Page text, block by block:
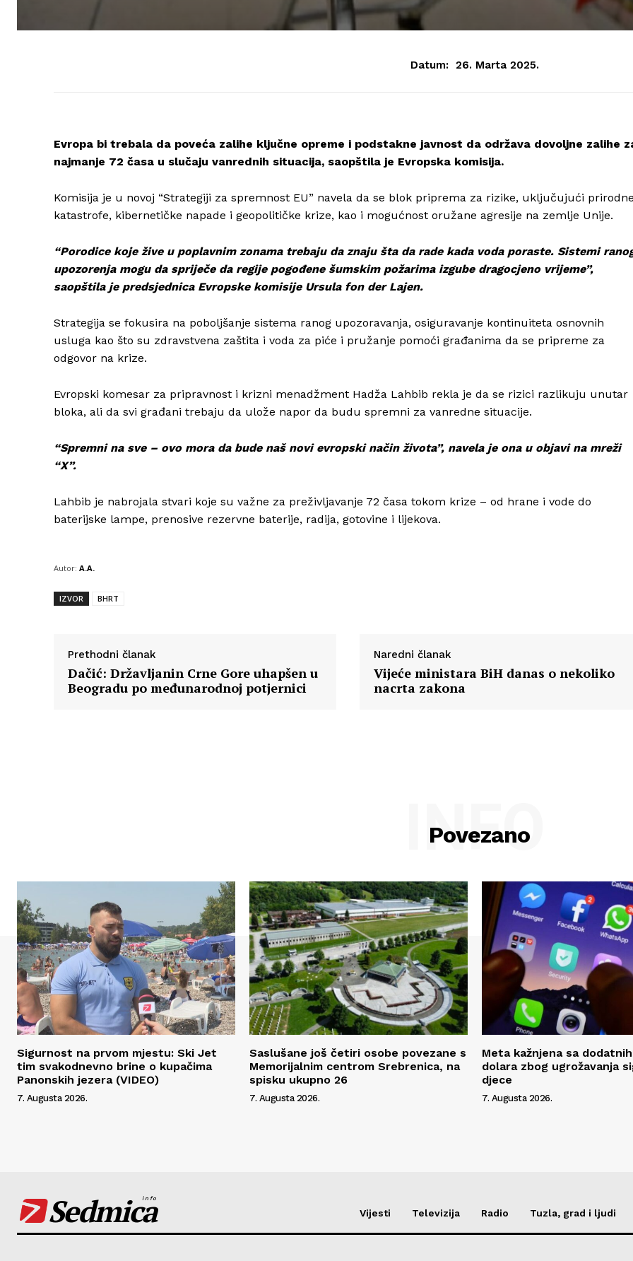
Info
O nama
Datum: 26. Marta 2025.
Evropa bi trebala da poveća zalihe ključne opreme i podstakne javnost da održava dovoljne zalihe
najmanje 72 časa u slučaju vanrednih situacija, saopštila je Evropska komisija.
Komisija je u novoj “Strategiji za spremnost EU” navela da se blok priprema za rizike, uključujući
katastrofe, kibernetičke napade i geopolitičke krize, kao i mogućnost oružane agresije na zemlje Unije.
“Porodice koje žive u poplavnim zonama trebaju da znaju šta da rade kada voda poraste. Sistemi
upozorenja mogu da spriječe da regije pogođene šumskim požarima izgube dragocjeno vrijeme”,
saopštila je predsjednica Evropske komisije Ursula fon der Lajen.
Strategija se fokusira na poboljšanje sistema ranog upozoravanja, osiguravanje kontinuiteta osnovnih
usluga kao što su zdravstvena zaštita i voda za piće i pružanje pomoći građanima da se pripreme za
odgovor na krize.
Evropski komesar za pripravnost i krizni menadžment Hadža Lahbib rekla je da se rizici razlikuju unutar
bloka, ali da svi građani trebaju da ulože napor da budu spremni za vanredne situacije.
“Spremni na sve – ovo mora da bude naš novi evropski način života”, navela je ona u objavi na mreži
“X”.
Lahbib je nabrojala stvari koje su važne za preživljavanje 72 časa tokom krize – od hrane i vode do
baterijske lampe, prenosive rezervne baterije, radija, gotovine i lijekova.
Autor: A.A.
IZVOR BHRT
Prethodni članak
Dačić: Državljanin Crne Gore uhapšen u
Beogradu po međunarodnoj potjernici
Naredni članak
Vijeće ministara BiH danas o nekoliko
nacrta zakona
Povezano
INFO
Sigurnost na prvom mjestu: Ski Jet
tim svakodnevno brine o kupačima
Panonskih jezera (VIDEO)
7. Augusta 2026.
Saslušane još četiri osobe povezane s
Memorijalnim centrom Srebrenica, na
spisku ukupno 26
7. Augusta 2026.
Meta kažnjena sa
dolara zbog ugrožavanja
djece
7. Augusta 2026.
Sedmica
info
Vijesti Televizija Radio Tuzla, grad i ljudi